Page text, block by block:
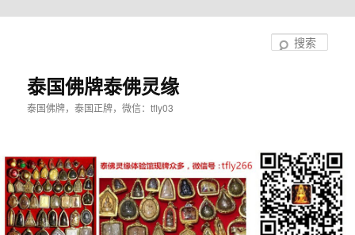
泰国佛牌泰佛灵缘
泰国佛牌，泰国正牌，微信：tfly03